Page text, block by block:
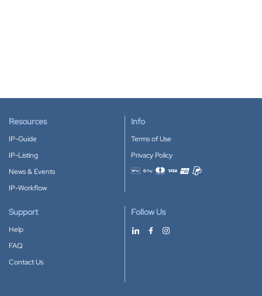
Resources
IP-Guide
IP-Listing
News & Events
IP-Workflow
Info
Terms of Use
Privacy Policy
Accepted payment methods
Support
Help
FAQ
Contact Us
Follow Us